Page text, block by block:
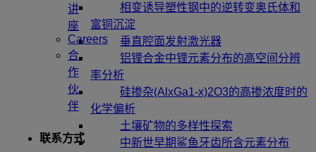
相变诱导塑性钢中的逆转变奥氏体和
富铜沉淀
垂直腔面发射激光器
铝锂合金中锂元素分布的高空间分辨
率分析
硅掺杂(AlxGa1-x)2O3的高掺浓度时的
化学偏析
土壤矿物的多样性探索
中新世早期鲨鱼牙齿所含元素分布
讲
座
Careers
合
作
伙
伴
联系方式